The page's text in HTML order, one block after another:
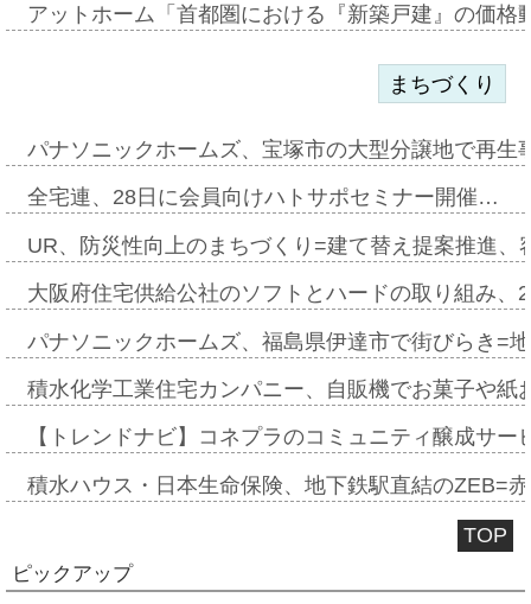
アットホーム「首都圏における『新築戸建』の価
まちづくり
パナソニックホームズ、宝塚市の大型分譲地で再
全宅連、28日に会員向けハトサポセミナー開催…
UR、防災性向上のまちづくり=建て替え提案推進
大阪府住宅供給公社のソフトとハードの取り組み
パナソニックホームズ、福島県伊達市で街びらき=
積水化学工業住宅カンパニー、自販機でお菓子や
【トレンドナビ】コネプラのコミュニティ醸成サ
積水ハウス・日本生命保険、地下鉄駅直結のZEB=
TOP
ピックアップ